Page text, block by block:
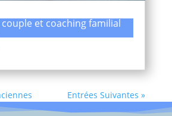
et coaching familial
Entrées Suivantes »